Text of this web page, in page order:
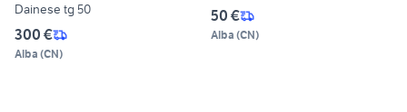
Dainese tg 50
300 €
Alba (CN)
50 €
Alba (CN)